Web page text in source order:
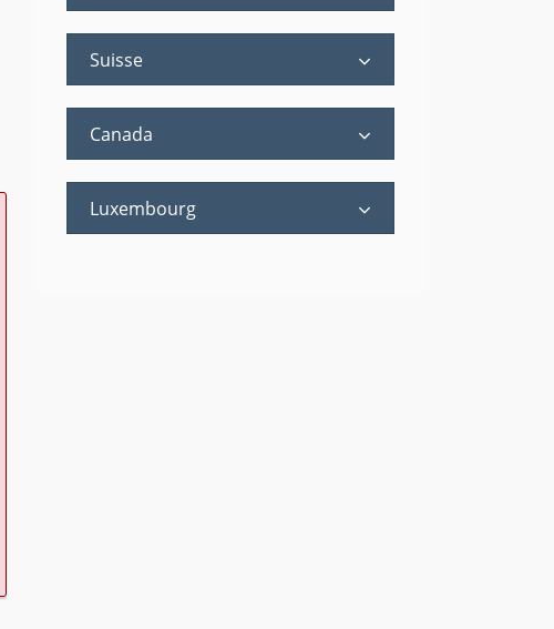
Suisse
Canada
Luxembourg